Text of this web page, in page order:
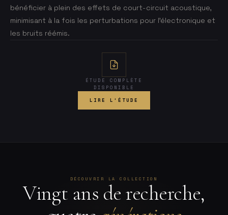
bénéficier à plein des effets de court-circuit acoustique,
minimisant à la fois les perturbations pour l’électronique et
les bruits réémis.
ÉTUDE COMPLÈTE
DISPONIBLE
LIRE L'ÉTUDE
DÉCOUVRIR LA COLLECTION
Vingt ans de recherche,